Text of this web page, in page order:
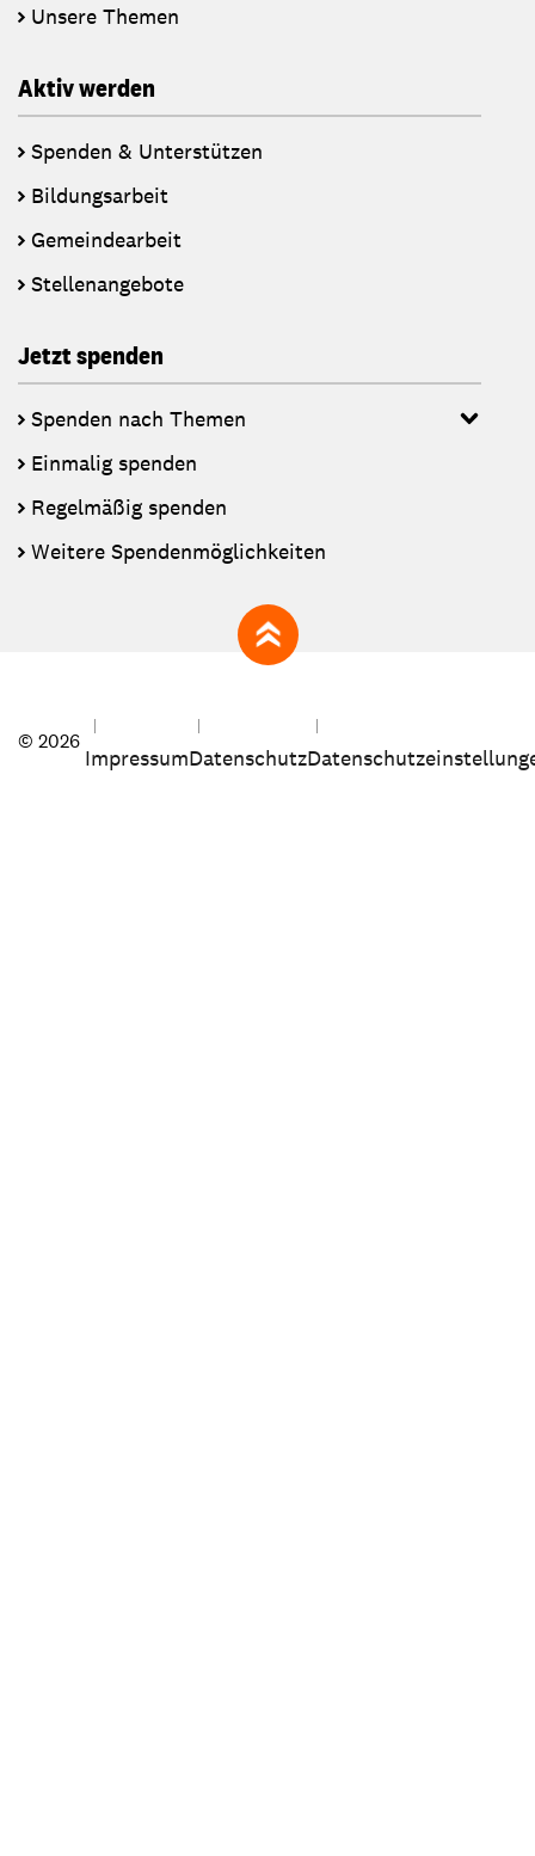
Unsere Themen
Aktiv werden
Spenden & Unterstützen
Bildungsarbeit
Gemeindearbeit
Stellenangebote
Jetzt spenden
Spenden nach Themen
Einmalig spenden
Regelmäßig spenden
Weitere Spendenmöglichkeiten
zum Seitenanfang
© 2026
ImpressumDatenschutz